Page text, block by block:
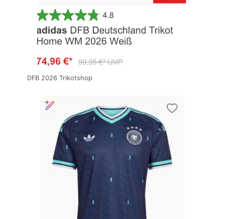
DFB 2026 Trikotshop